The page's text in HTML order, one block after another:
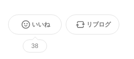
いいね
38
リブログ